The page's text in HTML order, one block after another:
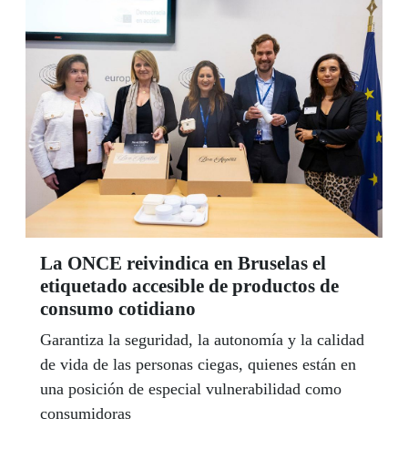
La ONCE reivindica en Bruselas el
etiquetado accesible de productos de
consumo cotidiano
Garantiza la seguridad, la autonomía y la calidad
de vida de las personas ciegas, quienes están en
una posición de especial vulnerabilidad como
consumidoras